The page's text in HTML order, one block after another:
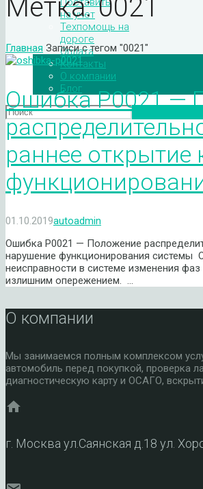
на учет
Техпомощь на
дороге
Оплата
Контакты
О компании
Блог
Метка:0021
Главная Записи с тегом "0021"
Ошибка P0021 —
раннее
01.10.2019autoadmin
Ошибка P0021 — Положение
нарушение функционирования системы
неисправности в системе изменения
излишним опережением. …
О компании
Мы занимаемся полным комплексом
автомобиль перед покупкой, проверка
диагностическую карту и ОСАГО,
home
г. Москва ул.Саянская д.18 ул.